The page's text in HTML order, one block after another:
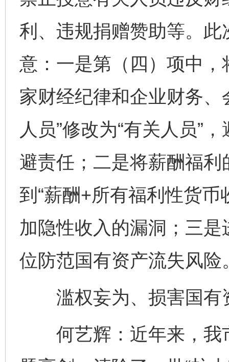
利、违规捐赠赞助等。
意：一是第（四）项中
家财经纪律和企业财务
人员”修改为“有关人员”
避责任；二是将薪酬福利
到“薪酬+所有福利性货
加隐性收入的漏洞；三
位防范国有资产流失风险
滥权妄为、损害国有
何艺辉：近年来，我